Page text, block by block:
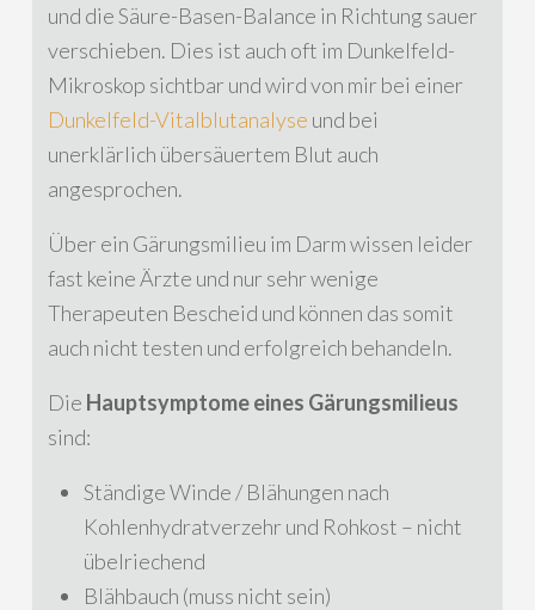
und die Säure-Basen-Balance in Richtung sauer
verschieben. Dies ist auch oft im Dunkelfeld-
Mikroskop sichtbar und wird von mir bei einer
Dunkelfeld-Vitalblutanalyse und bei
unerklärlich übersäuertem Blut auch
angesprochen.
Über ein Gärungsmilieu im Darm wissen leider
fast keine Ärzte und nur sehr wenige
Therapeuten Bescheid und können das somit
auch nicht testen und erfolgreich behandeln.
Die Hauptsymptome eines Gärungsmilieus
sind:
Ständige Winde / Blähungen nach
Kohlenhydratverzehr und Rohkost – nicht
übelriechend
Blähbauch (muss nicht sein)